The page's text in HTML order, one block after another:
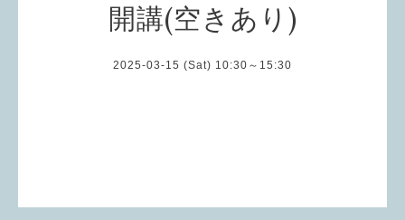
開講(空きあり)
2025-03-15 (Sat) 10:30～15:30